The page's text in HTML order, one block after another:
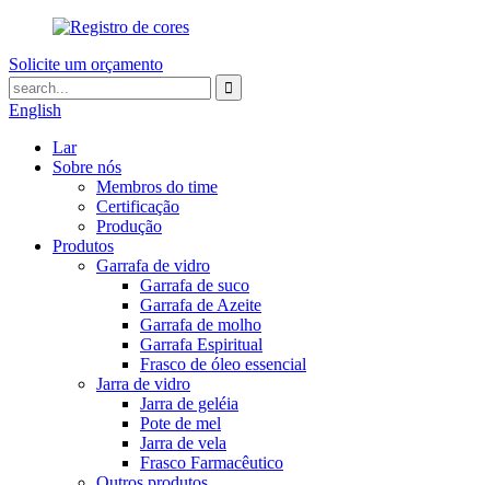
Solicite um orçamento
English
Lar
Sobre nós
Membros do time
Certificação
Produção
Produtos
Garrafa de vidro
Garrafa de suco
Garrafa de Azeite
Garrafa de molho
Garrafa Espiritual
Frasco de óleo essencial
Jarra de vidro
Jarra de geléia
Pote de mel
Jarra de vela
Frasco Farmacêutico